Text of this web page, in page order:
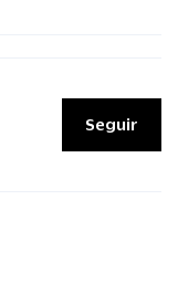
Seguir